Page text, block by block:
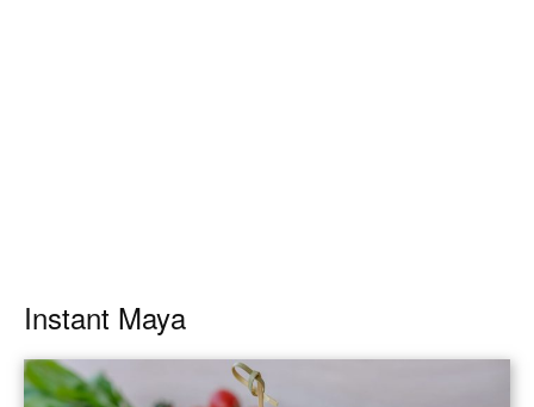
Instant Maya